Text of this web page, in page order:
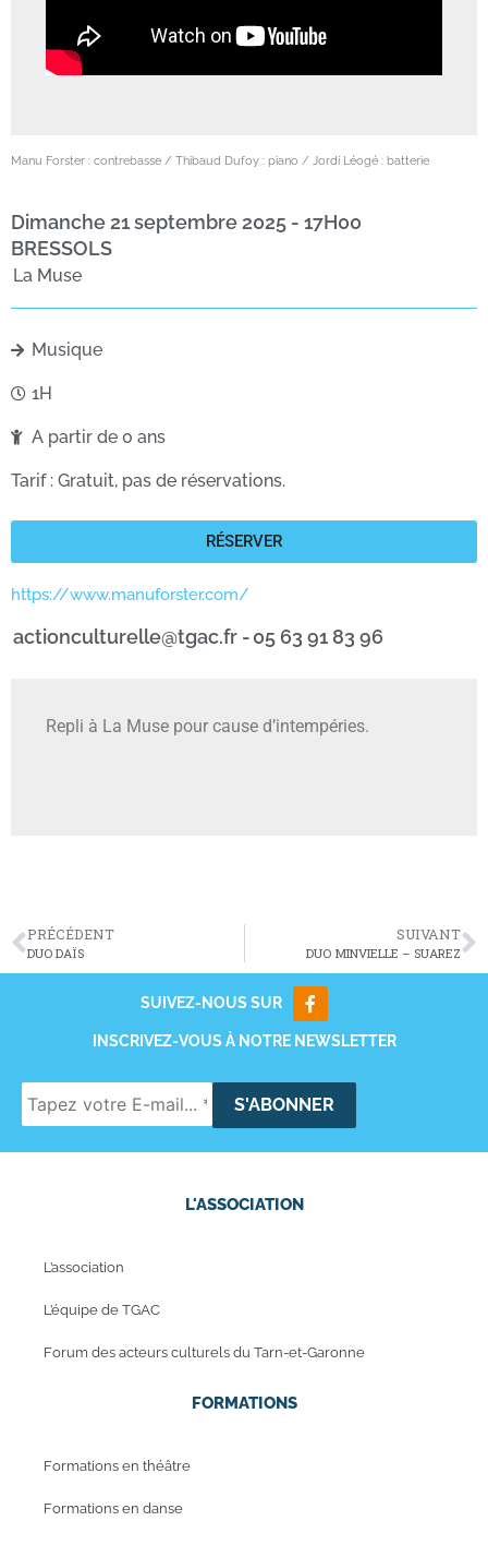
Manu Forster : contrebasse / Thibaud Dufoy : piano / Jordi Léogé : batterie
dimanche 21 septembre 2025 - 17H00
BRESSOLS
La Muse
Musique
1H
A partir de 0 ans
Tarif : Gratuit, pas de réservations.
RÉSERVER
https://www.manuforster.com/
actionculturelle@tgac.fr -05 63 91 83 96
Repli à La Muse pour cause d’intempéries.
PRÉCÉDENT
DUO DAÏS
SUIVANT
DUO MINVIELLE – SUAREZ
SUIVEZ-NOUS SUR
INSCRIVEZ-VOUS À NOTRE NEWSLETTER
L'ASSOCIATION
L’association
L’équipe de TGAC
Forum des acteurs culturels du Tarn-et-Garonne
FORMATIONS
Formations en théâtre
Formations en danse